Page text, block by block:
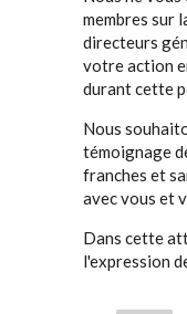
membres sur
directeurs
votre action
durant cette
Nous
témoignage
franches et
avec vous et
Dans cette
l'expression